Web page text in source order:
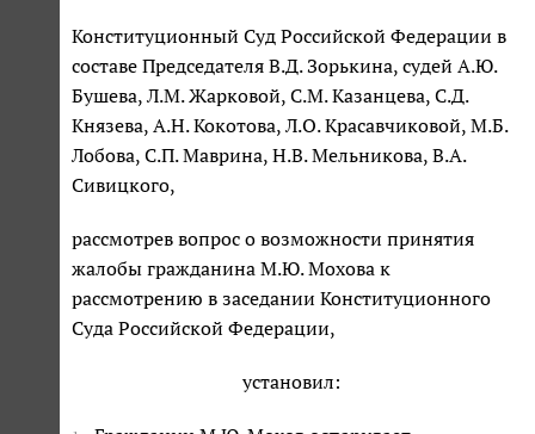
Конституционный Суд Российской Федерации в
составе Председателя В.Д. Зорькина, судей А.Ю.
Бушева, Л.М. Жарковой, С.М. Казанцева, С.Д.
Князева, А.Н. Кокотова, Л.О. Красавчиковой, М.Б.
Лобова, С.П. Маврина, Н.В. Мельникова, В.А.
Сивицкого,
рассмотрев вопрос о возможности принятия
жалобы гражданина М.Ю. Мохова к
рассмотрению в заседании Конституционного
Суда Российской Федерации,
установил: